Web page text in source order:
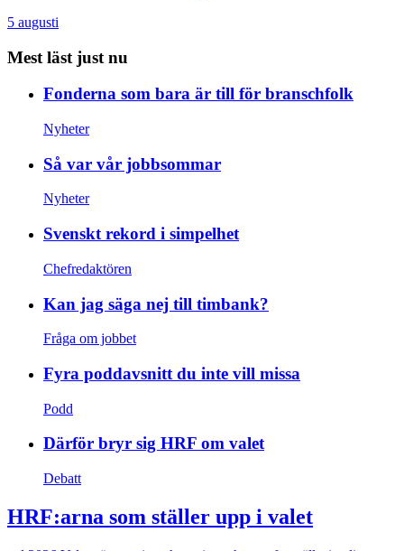
5 augusti
Mest läst just nu
Fonderna som bara är till för branschfolk
Nyheter
Så var vår jobbsommar
Nyheter
Svenskt rekord i simpelhet
Chefredaktören
Kan jag säga nej till timbank?
Fråga om jobbet
Fyra poddavsnitt du inte vill missa
Podd
Därför bryr sig HRF om valet
Debatt
HRF:arna som ställer upp i valet